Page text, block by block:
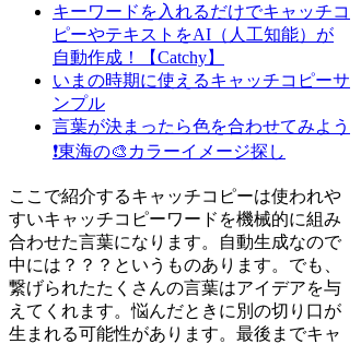
キーワードを入れるだけでキャッチコ
ピーやテキストをAI（人工知能）が
自動作成！【Catchy】
いまの時期に使えるキャッチコピーサ
ンプル
言葉が決まったら色を合わせてみよう
❗東海の🎨カラーイメージ探し
ここで紹介するキャッチコピーは使われや
すいキャッチコピーワードを機械的に組み
合わせた言葉になります。自動生成なので
中には？？？というものあります。でも、
繋げられたたくさんの言葉はアイデアを与
えてくれます。悩んだときに別の切り口が
生まれる可能性があります。最後までキャ